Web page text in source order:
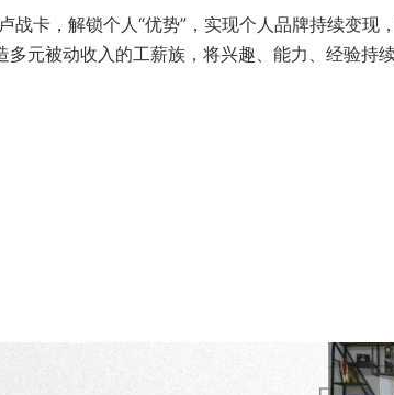
卡，解锁个人“优势”，实现个人品牌持续变现
元被动收入的工薪族，将兴趣、能力、经验持